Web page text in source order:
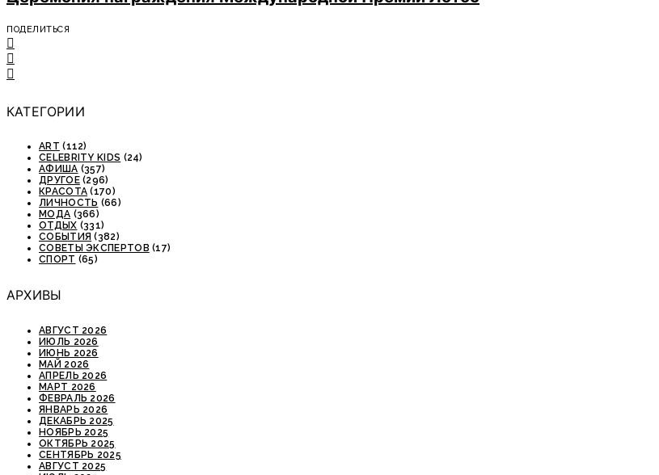
ПОДЕЛИТЬСЯ
КАТЕГОРИИ
ART (112)
CELEBRITY KIDS (24)
АФИША (357)
ДРУГОЕ(296)
КРАСОТА (170)
ЛИЧНОСТЬ (66)
МОДА (366)
ОТДЫХ (331)
СОБЫТИЯ (382)
СОВЕТЫ ЭКСПЕРТОВ (17)
СПОРТ (65)
АРХИВЫ
АВГУСТ 2026
ИЮЛЬ 2026
ИЮНЬ 2026
МАЙ 2026
АПРЕЛЬ 2026
МАРТ 2026
ФЕВРАЛЬ 2026
ЯНВАРЬ 2026
ДЕКАБРЬ 2025
НОЯБРЬ 2025
ОКТЯБРЬ 2025
СЕНТЯБРЬ 2025
АВГУСТ 2025